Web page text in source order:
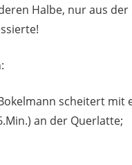
Halbe, nur aus der
scheitert mit
an der Querlatte;